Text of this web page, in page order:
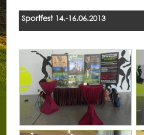
Sportfest 14.-16.06.2013